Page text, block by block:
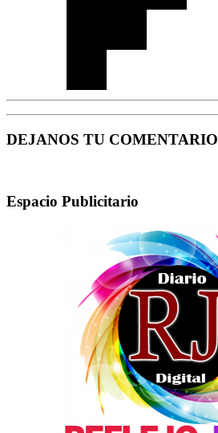
DEJANOS TU COMENTARIO
Espacio Publicitario